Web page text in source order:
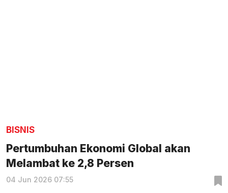
BISNIS
Pertumbuhan Ekonomi Global akan
Melambat ke 2,8 Persen
04 Jun 2026 07:55